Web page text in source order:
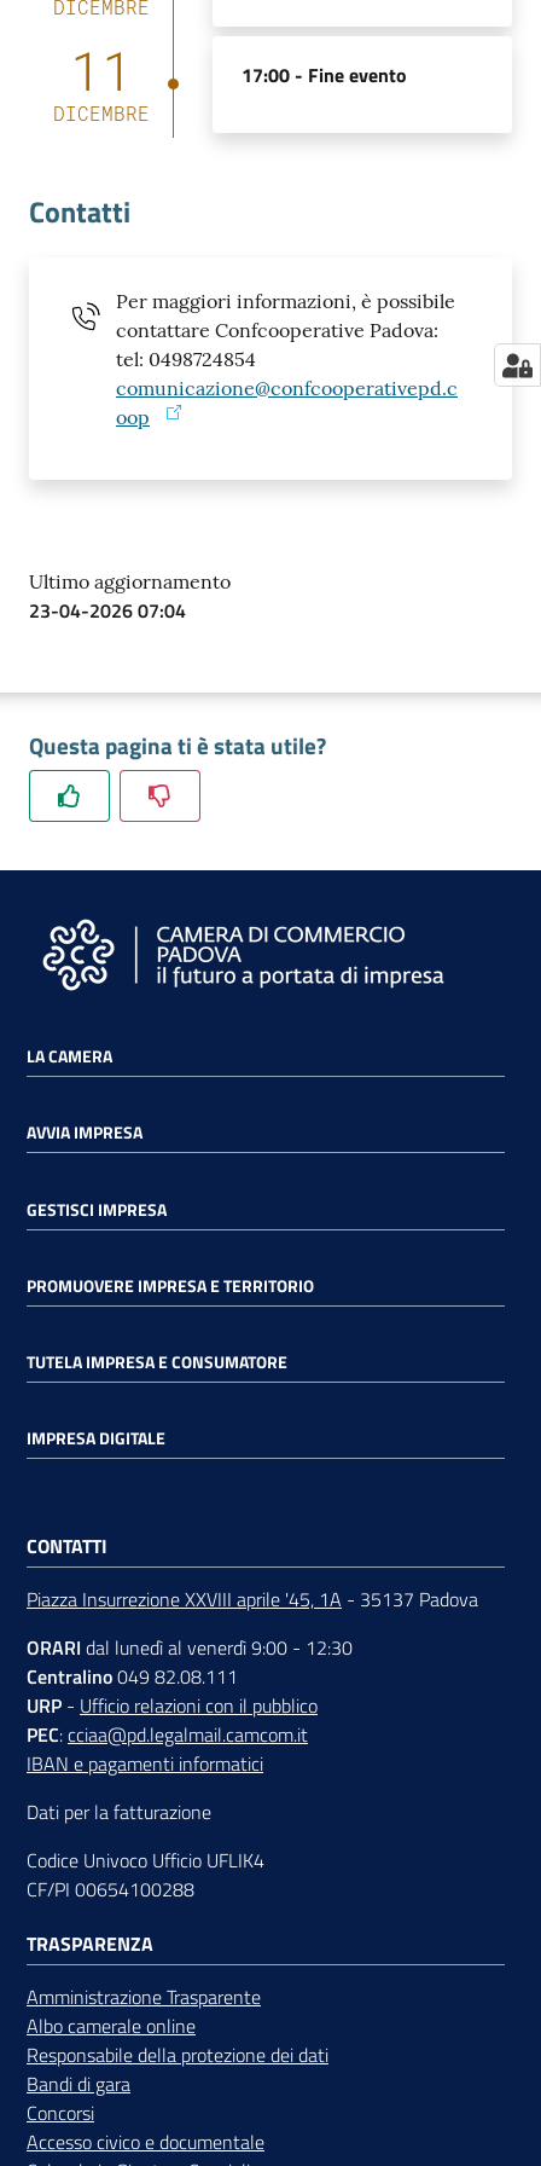
DICEMBRE
11
DICEMBRE
17:00 - Fine evento
Contatti
Per maggiori informazioni, è possibile
contattare Confcooperative Padova:
tel: 0498724854
comunicazione@confcooperativepd.c
oop
Ultimo aggiornamento
23-04-2026 07:04
Questa pagina ti è stata utile?
LA CAMERA
AVVIA IMPRESA
GESTISCI IMPRESA
PROMUOVERE IMPRESA E TERRITORIO
TUTELA IMPRESA E CONSUMATORE
IMPRESA DIGITALE
CONTATTI
Piazza Insurrezione XXVIII aprile '45, 1A - 35137 Padova
ORARI dal lunedì al venerdì 9:00 - 12:30
Centralino049 82.08.111
URP - Ufficio relazioni con il pubblico
PEC:cciaa@pd.legalmail.camcom.it
IBAN e pagamenti informatici
Dati per la fatturazione
Codice Univoco Ufficio UFLIK4
CF/PI 00654100288
TRASPARENZA
Amministrazione Trasparente
Albo camerale online
Responsabile della protezione dei dati
Bandi di gara
Concorsi
Accesso civico e documentale